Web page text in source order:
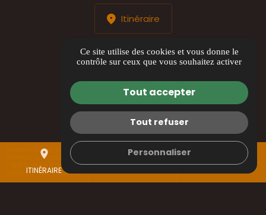
place
ITINÉRAIRE
mail
Itinéraire
HORAIRES
Lundi au jeudi : 8h00 à 17h00
Vendredi : 8h00 à 12h00
Informations complémentaires
Mentions légales
Politique de confidentialité
Gestion des cookies
Ce site utilise des cookies et vous donne le
contrôle sur ceux que vous souhaitez activer
Tout accepter
Tout refuser
Personnaliser